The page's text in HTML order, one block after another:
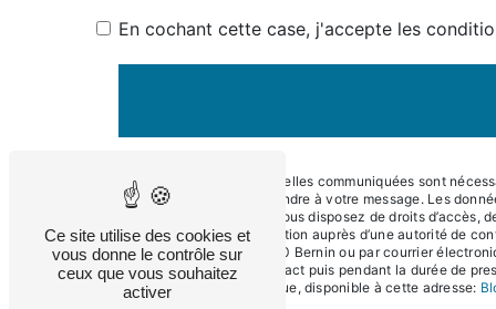
En cochant cette case, j'accepte les
** Les données personnelles communiquées sont
dans le seul but de répondre à votre message. Les
contact@eneralpes.fr. Vous disposez de droits
d’introduire une réclamation auprès d’une autorité de
Impasse du Teura, 38190 Bernin ou par courrier
période de prise de contact puis pendant la durée de
démarchage téléphonique, disponible à cette adresse:
Ce site utilise des cookies et
vous donne le contrôle sur
ceux que vous souhaitez
activer